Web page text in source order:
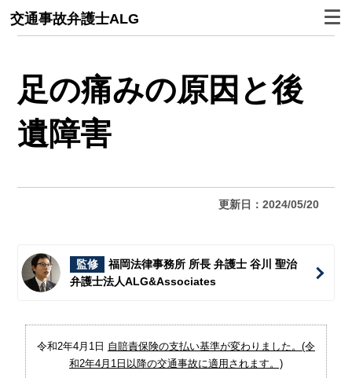
交通事故弁護士ALG
足の痛みの原因と後
遺障害
更新日：2024/05/20
監修
福岡法律事務所 所長 弁護士 谷川 聖治
弁護士法人ALG&Associates
令和2年4月1日 自賠責保険の支払い基準が変わりました。(令
和2年4月1日以降の交通事故に適用されます。)